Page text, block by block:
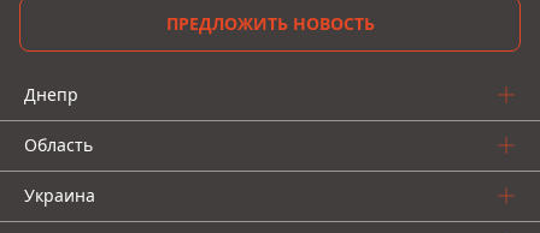
ПРЕДЛОЖИТЬ НОВОСТЬ
Днепр
Область
Украина